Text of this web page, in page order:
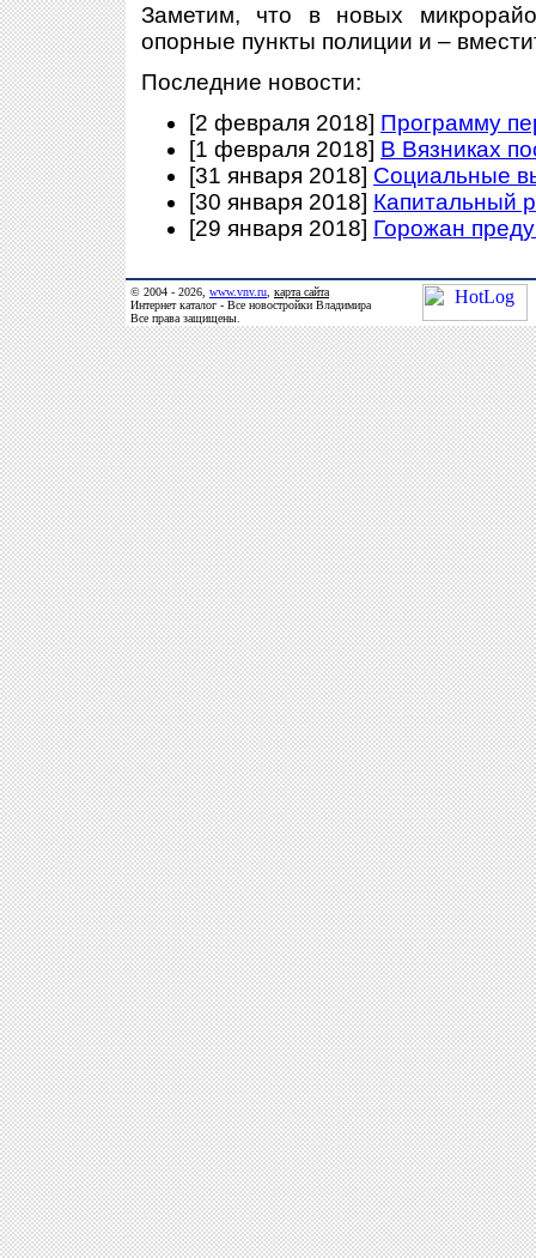
Заметим, что в новых
опорные пункты полиции и –
Последние новости:
[2 февраля 2018] Программу
[1 февраля 2018] В Вязниках
[31 января 2018] Социальные
[30 января 2018] Капитальный
[29 января 2018] Горожан
© 2004 - 2026, www.vnv.ru карта сайта
Интернет каталог - Все новостройки Владимира
Все права защищены.